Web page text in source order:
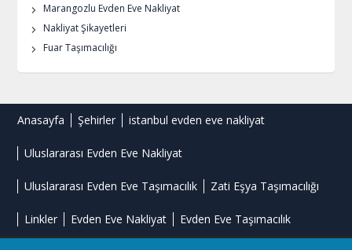
Marangozlu Evden Eve Nakliyat
Nakliyat Şikayetleri
Fuar Taşımacılığı
Anasayfa Şehirler istanbul evden eve nakliyat
Uluslararası Evden Eve Nakliyat
Uluslararası Evden Eve Taşımacılık Zati Eşya Taşımacılığı
Linkler Evden Eve Nakliyat Evden Eve Taşımacılık